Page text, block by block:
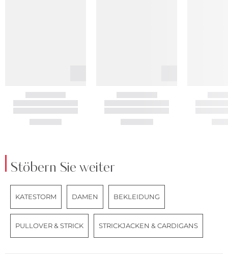
Stöbern Sie weiter
KATESTORM DAMEN BEKLEIDUNG
PULLOVER & STRICK STRICKJACKEN & CARDIGANS